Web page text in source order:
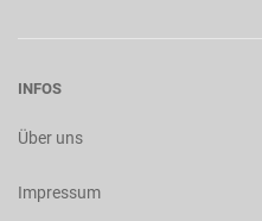
INFOS
Über uns
Impressum